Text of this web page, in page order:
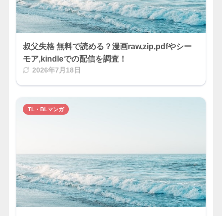
叔父失格 無料で読める？漫画raw,zip,pdfやシー
モア,kindleでの配信を調査！
2026年7月18日
TL・BLマンガ